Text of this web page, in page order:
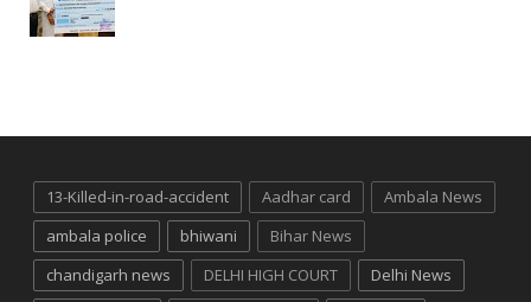
13-Killed-in-road-accident Aadhar card
Ambala News
ambala police
bhiwani
Bihar News
chandigarh news
DELHI HIGH COURT
Delhi News